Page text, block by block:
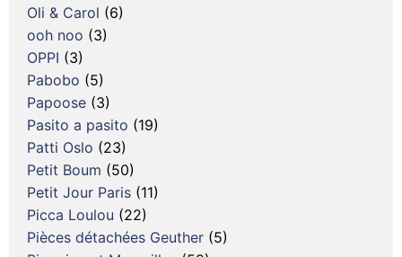
Oli & Carol (6)
ooh noo (3)
OPPI (3)
Pabobo (5)
Papoose (3)
Pasito a pasito (19)
Patti Oslo (23)
Petit Boum (50)
Petit Jour Paris (11)
Picca Loulou (22)
Pièces détachées Geuther (5)